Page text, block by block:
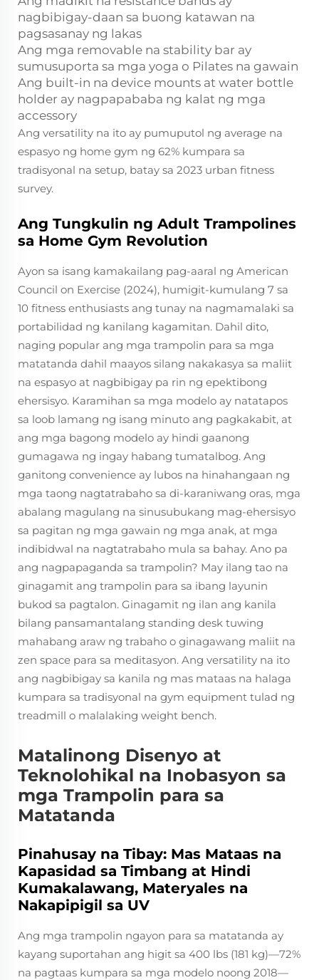
nagbibigay-daan sa buong katawan na
pagsasanay ng lakas
Ang mga removable na stability bar ay
sumusuporta sa mga yoga o Pilates na gawain
Ang built-in na device mounts at water bottle
holder ay nagpapababa ng kalat ng mga
accessory
Ang versatility na ito ay pumuputol ng average na
espasyo ng home gym ng 62% kumpara sa
tradisyonal na setup, batay sa 2023 urban fitness
survey.
Ang Tungkulin ng Adult Trampolines
sa Home Gym Revolution
Ayon sa isang kamakailang pag-aaral ng American
Council on Exercise (2024), humigit-kumulang 7 sa
10 fitness enthusiasts ang tunay na nagmamalaki sa
portabilidad ng kanilang kagamitan. Dahil dito,
naging popular ang mga trampolin para sa mga
matatanda dahil maayos silang nakakasya sa maliit
na espasyo at nagbibigay pa rin ng epektibong
ehersisyo. Karamihan sa mga modelo ay natatapos
sa loob lamang ng isang minuto ang pagkakabit, at
ang mga bagong modelo ay hindi gaanong
gumagawa ng ingay habang tumatalbog. Ang
ganitong convenience ay lubos na hinahangaan ng
mga taong nagtatrabaho sa di-karaniwang oras, mga
abalang magulang na sinusubukang mag-ehersisyo
sa pagitan ng mga gawain ng mga anak, at mga
indibidwal na nagtatrabaho mula sa bahay. Ano pa
ang nagpapaganda sa trampolin? May ilang tao na
ginagamit ang trampolin para sa ibang layunin
bukod sa pagtalon. Ginagamit ng ilan ang kanila
bilang pansamantalang standing desk tuwing
mahabang araw ng trabaho o ginagawang maliit na
zen space para sa meditasyon. Ang versatility na ito
ang nagbibigay sa kanila ng mas mataas na halaga
kumpara sa tradisyonal na gym equipment tulad ng
treadmill o malalaking weight bench.
Matalinong Disenyo at
Teknolohikal na Inobasyon sa
mga Trampolin para sa
Matatanda
Pinahusay na Tibay: Mas Mataas na
Kapasidad sa Timbang at Hindi
Kumakalawang, Materyales na
Nakapipigil sa UV
Ang mga trampolin ngayon para sa matatanda ay
kayang suportahan ang higit sa 400 lbs (181 kg)—72%
na pagtaas kumpara sa mga modelo noong 2018—